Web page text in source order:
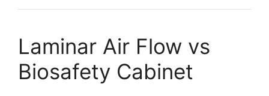
Laminar Air Flow vs
Biosafety Cabinet